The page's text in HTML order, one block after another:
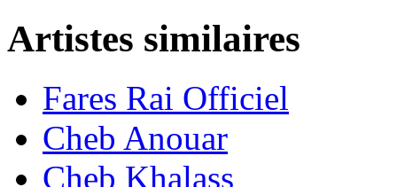
Artistes similaires
Fares Rai Officiel
Cheb Anouar
Cheb Khalass